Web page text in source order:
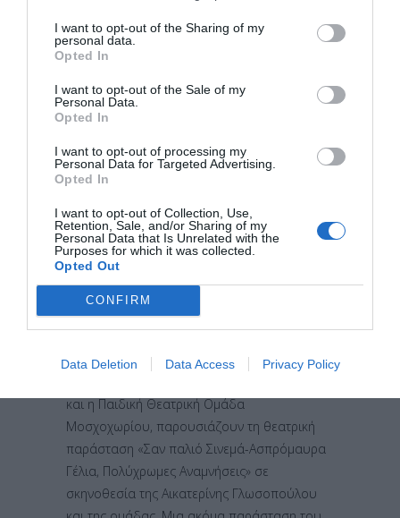
I want to opt-out of the Sharing of my
personal data.
Opted In
I want to opt-out of the Sale of my
Personal Data.
Opted In
I want to opt-out of processing my
Personal Data for Targeted Advertising.
Opted In
I want to opt-out of Collection, Use,
Retention, Sale, and/or Sharing of my
Personal Data that Is Unrelated with the
Purposes for which it was collected.
Opted Out
CONFIRM
Data Deletion Data Access Privacy Policy
η Παιδική
Θεατρική Ομάδα
Μοσχοχωρίου,
τη θεατρική
παράσταση «Σαν
παλιό Σινεμά-
Ασπρόμαυρα
Γέλια,
Πολύχρωμες
Αναμνήσεις»
και η Παιδική Θεατρική Ομάδα
Μοσχοχωρίου, παρουσιάζoυν τη θεατρική
παράσταση «Σαν παλιό Σινεμά-Ασπρόμαυρα
Γέλια, Πολύχρωμες Αναμνήσεις» σε
σκηνοθεσία της Αικατερίνης Γλωσοπούλου